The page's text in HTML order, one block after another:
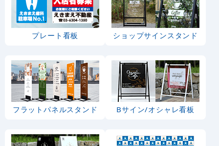
プレート看板 ショップサインスタンド
フラットパネルスタンド Bサイン/オシャレ看板